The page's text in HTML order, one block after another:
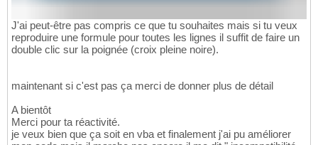
J'ai peut-être pas compris ce que tu souhaites mais si tu veux
reproduire une formule pour toutes les lignes il suffit de faire un
double clic sur la poignée (croix pleine noire).
maintenant si c'est pas ça merci de donner plus de détail
A bientôt
Merci pour ta réactivité.
je veux bien que ça soit en vba et finalement j'ai pu améliorer